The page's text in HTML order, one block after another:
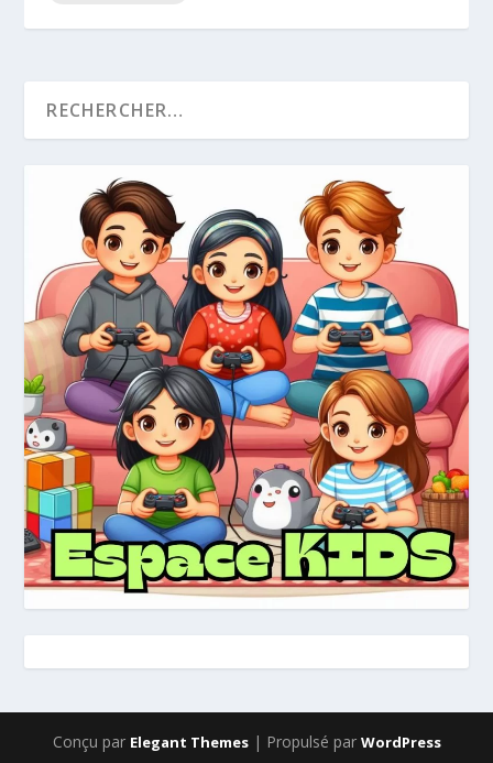
Conçu par Elegant Themes| Propulsé par WordPress